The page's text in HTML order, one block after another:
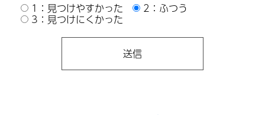
1：見つけやすかった
2：ふつう
3：見つけにくかった